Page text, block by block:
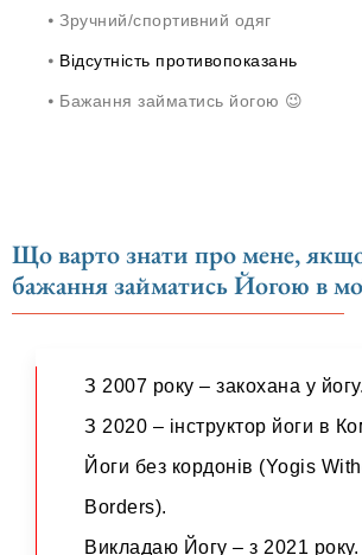
⦁ Зручний/спортивний одяг
⦁ Відсутність противопоказань
⦁ Бажання займатись йогою 😉
Що варто знати про мене,
бажання займатись Йогою в
З 2007 року – закохана у йогу.
З 2020 – інструктор йоги в
Йоги без кордонів (Yogis
Borders).
Викладаю Йогу – з 2021 року.